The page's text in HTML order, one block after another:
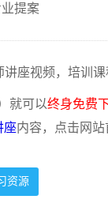
提案
座视频，培训
就可以终身免费
座内容，点击网
资源